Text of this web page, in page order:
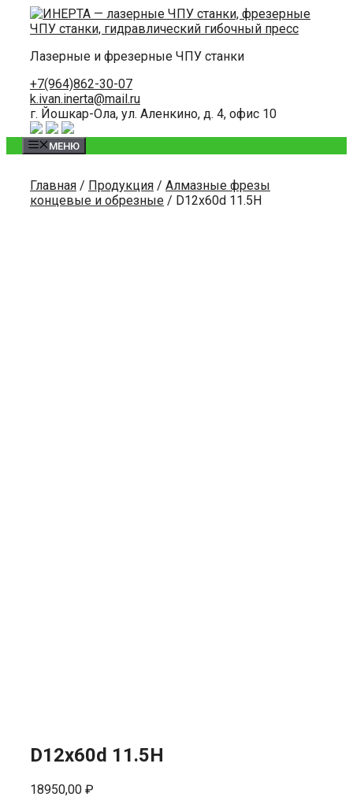
Лазерные и фрезерные ЧПУ станки
+7(964)862-30-07
k.ivan.inerta@mail.ru
г. Йошкар-Ола, ул. Аленкино, д. 4, офис 10
МЕНЮ
Главная / Продукция / Алмазные фрезы
концевые и обрезные / D12x60d 11.5H
D12x60d 11.5H
18950,00 ₽